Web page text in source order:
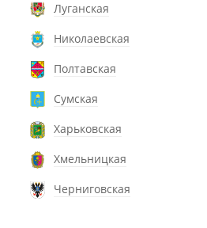
Луганская
Николаевская
Полтавская
Сумская
Харьковская
Хмельницкая
Черниговская